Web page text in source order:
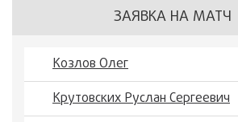
ЗАЯВКА НА МАТЧ
Козлов Олег
Крутовских Руслан Сергеевич